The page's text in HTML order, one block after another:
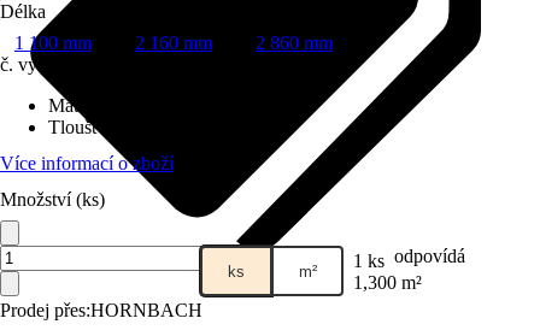
Prodej přes:HORNBACH
Délka
1 100 mm
2 160 mm
2 860 mm
č. výrobku
Materiál
Tloušťka
Více informací o zboží
Množství (ks)
ks m² 1 ks odpovídá
1,300 m²